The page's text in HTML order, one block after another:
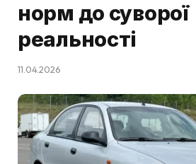
норм до суворої
реальності
11.04.2026